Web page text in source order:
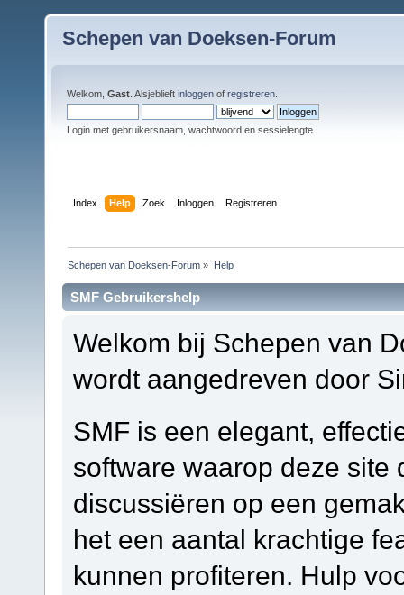
Schepen van Doeksen-Forum
Welkom, Gast . Alsjeblieft inloggen of registreren
Login met gebruikersnaam, wachtwoord en sessielengte
Index Help Zoek Inloggen Registreren
Schepen van Doeksen-Forum » Help
SMF Gebruikershelp
Welkom bij Schepen van
wordt aangedreven door
SMF is een elegant,
software waarop deze site
discussiëren op een
het een aantal krachtige
kunnen profiteren. Hulp